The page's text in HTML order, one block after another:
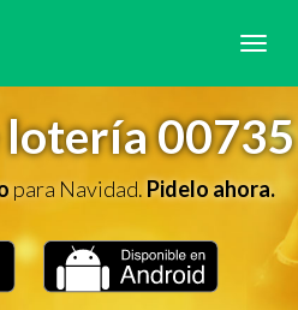
00735
para Navidad.Pidelo ahora.